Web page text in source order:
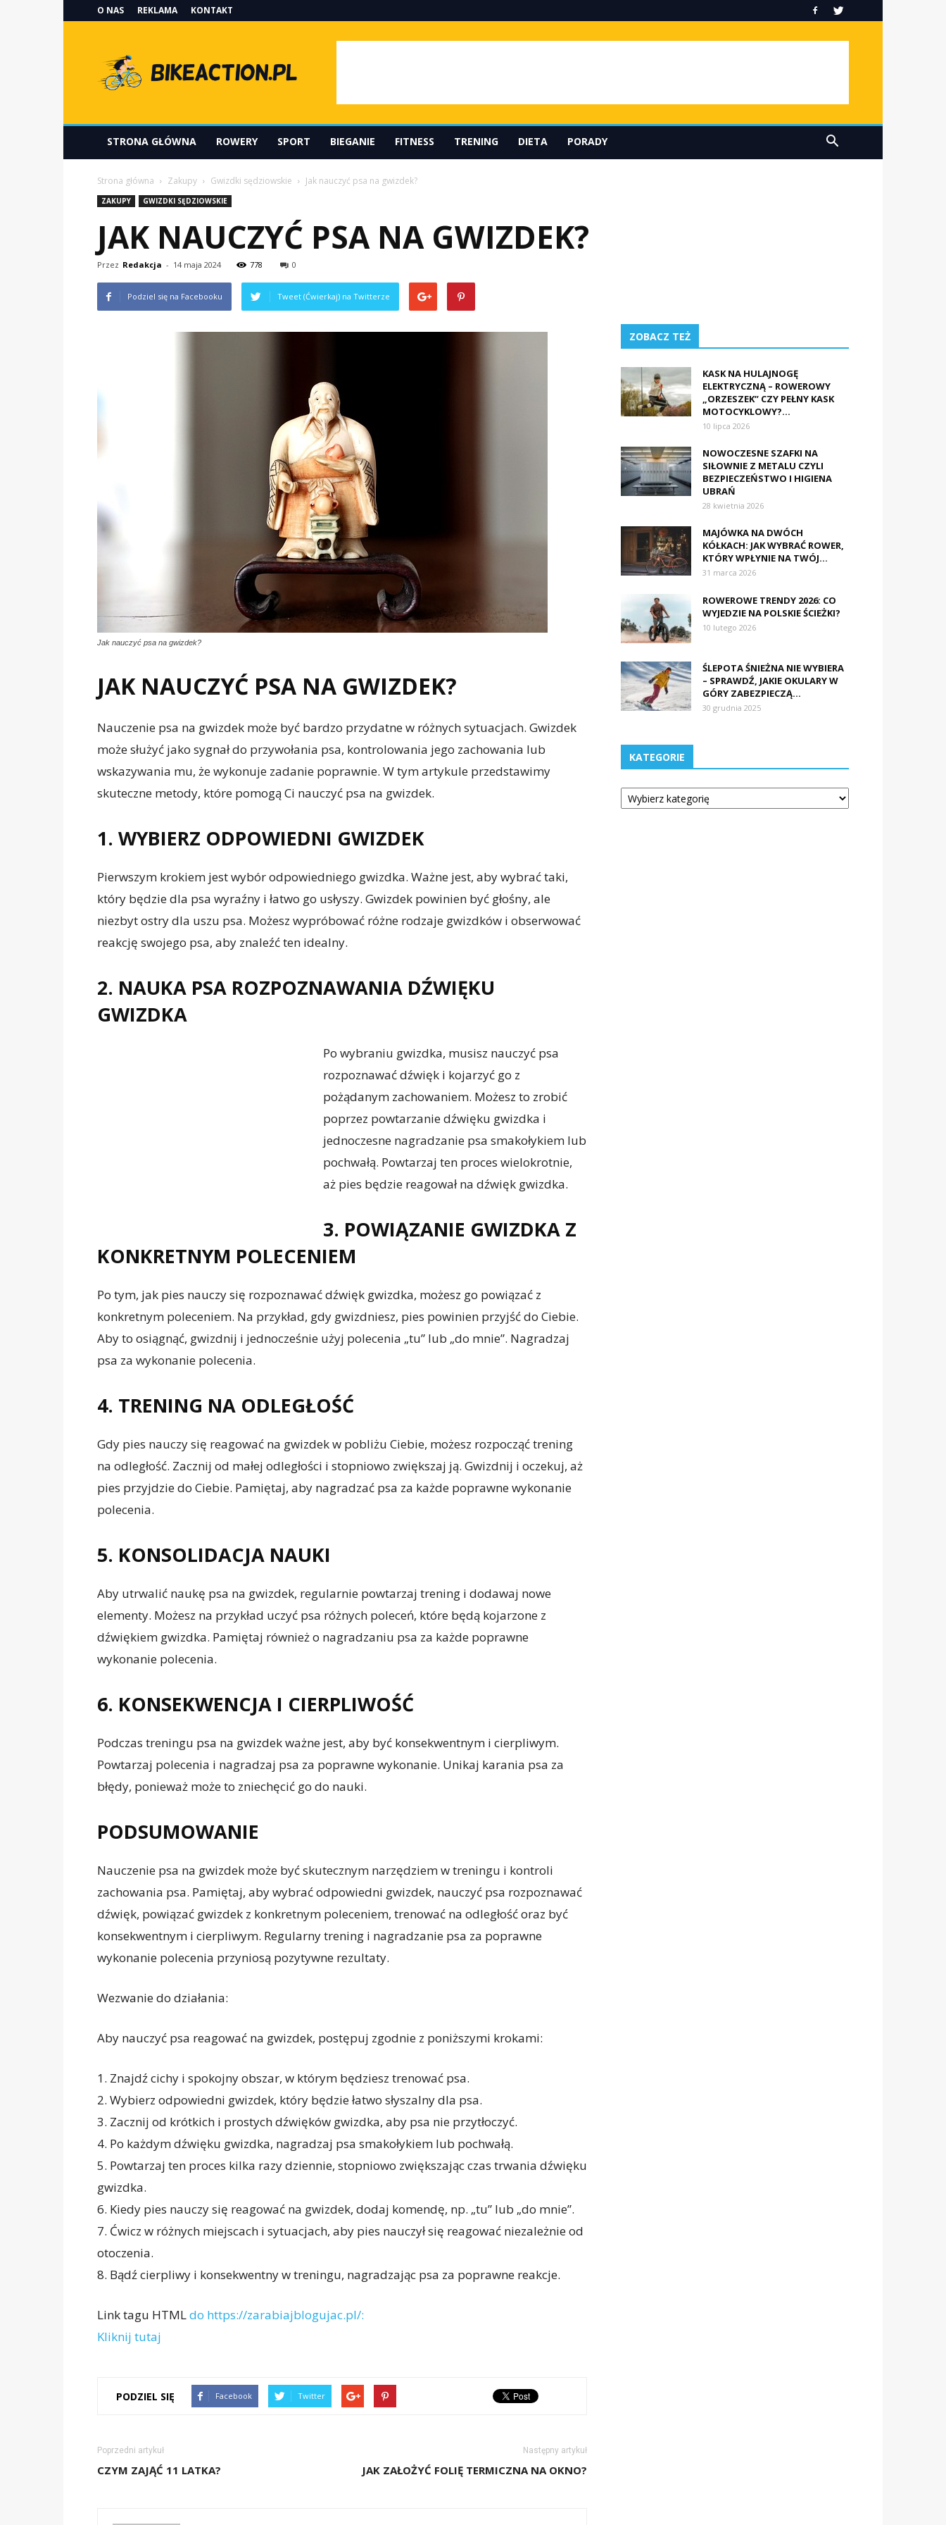
O NAS REKLAMA KONTAKT
STRONA GŁÓWNA ROWERY SPORT BIEGANIE FITNESS TRENING DIETA PORADY
Strona główna Zakupy Gwizdki sędziowskie Jak nauczyć psa na gwizdek?
ZAKUPY GWIZDKI SĘDZIOWSKIE
JAK NAUCZYĆ PSA NA GWIZDEK?
Przez Redakcja - 14 maja 2024 778 0
Podziel się na Facebooku Tweet (Ćwierkaj) na Twitterze
Jak nauczyć psa na gwizdek?
JAK NAUCZYĆ PSA NA GWIZDEK?
Nauczenie psa na gwizdek może być bardzo przydatne w różnych sytuacjach. Gwizdek
może służyć jako sygnał do przywołania psa, kontrolowania jego zachowania lub
wskazywania mu, że wykonuje zadanie poprawnie. W tym artykule przedstawimy
skuteczne metody, które pomogą Ci nauczyć psa na gwizdek.
1. WYBIERZ ODPOWIEDNI GWIZDEK
Pierwszym krokiem jest wybór odpowiedniego gwizdka. Ważne jest, aby wybrać taki,
który będzie dla psa wyraźny i łatwo go usłyszy. Gwizdek powinien być głośny, ale
niezbyt ostry dla uszu psa. Możesz wypróbować różne rodzaje gwizdków i obserwować
reakcję swojego psa, aby znaleźć ten idealny.
2. NAUKA PSA ROZPOZNAWANIA DŹWIĘKU
GWIZDKA
Po wybraniu gwizdka, musisz nauczyć psa
rozpoznawać dźwięk i kojarzyć go z
pożądanym zachowaniem. Możesz to zrobić
poprzez powtarzanie dźwięku gwizdka i
jednoczesne nagradzanie psa smakołykiem lub
pochwałą. Powtarzaj ten proces wielokrotnie,
aż pies będzie reagował na dźwięk gwizdka.
3. POWIĄZANIE GWIZDKA Z
KONKRETNYM POLECENIEM
Po tym, jak pies nauczy się rozpoznawać dźwięk gwizdka, możesz go powiązać z
konkretnym poleceniem. Na przykład, gdy gwizdniesz, pies powinien przyjść do Ciebie.
Aby to osiągnąć, gwizdnij i jednocześnie użyj polecenia „tu” lub „do mnie”. Nagradzaj
psa za wykonanie polecenia.
4. TRENING NA ODLEGŁOŚĆ
Gdy pies nauczy się reagować na gwizdek w pobliżu Ciebie, możesz rozpocząć trening
na odległość. Zacznij od małej odległości i stopniowo zwiększaj ją. Gwizdnij i oczekuj, aż
pies przyjdzie do Ciebie. Pamiętaj, aby nagradzać psa za każde poprawne wykonanie
polecenia.
5. KONSOLIDACJA NAUKI
Aby utrwalić naukę psa na gwizdek, regularnie powtarzaj trening i dodawaj nowe
elementy. Możesz na przykład uczyć psa różnych poleceń, które będą kojarzone z
dźwiękiem gwizdka. Pamiętaj również o nagradzaniu psa za każde poprawne
wykonanie polecenia.
6. KONSEKWENCJA I CIERPLIWOŚĆ
Podczas treningu psa na gwizdek ważne jest, aby być konsekwentnym i cierpliwym.
Powtarzaj polecenia i nagradzaj psa za poprawne wykonanie. Unikaj karania psa za
błędy, ponieważ może to zniechęcić go do nauki.
PODSUMOWANIE
Nauczenie psa na gwizdek może być skutecznym narzędziem w treningu i kontroli
zachowania psa. Pamiętaj, aby wybrać odpowiedni gwizdek, nauczyć psa rozpoznawać
dźwięk, powiązać gwizdek z konkretnym poleceniem, trenować na odległość oraz być
konsekwentnym i cierpliwym. Regularny trening i nagradzanie psa za poprawne
wykonanie polecenia przyniosą pozytywne rezultaty.
Wezwanie do działania:
Aby nauczyć psa reagować na gwizdek, postępuj zgodnie z poniższymi krokami:
1. Znajdź cichy i spokojny obszar, w którym będziesz trenować psa.
2. Wybierz odpowiedni gwizdek, który będzie łatwo słyszalny dla psa.
3. Zacznij od krótkich i prostych dźwięków gwizdka, aby psa nie przytłoczyć.
4. Po każdym dźwięku gwizdka, nagradzaj psa smakołykiem lub pochwałą.
5. Powtarzaj ten proces kilka razy dziennie, stopniowo zwiększając czas trwania dźwięku
gwizdka.
6. Kiedy pies nauczy się reagować na gwizdek, dodaj komendę, np. „tu” lub „do mnie”.
7. Ćwicz w różnych miejscach i sytuacjach, aby pies nauczył się reagować niezależnie od
otoczenia.
8. Bądź cierpliwy i konsekwentny w treningu, nagradzając psa za poprawne reakcje.
Link tagu HTMLdo https://zarabiajblogujac.pl/:
Kliknij tutaj
PODZIEL SIĘ Facebook Twitter
Poprzedni artykuł
CZYM ZAJĄĆ 11 LATKA?
Następny artykuł
JAK ZAŁOŻYĆ FOLIĘ TERMICZNA NA OKNO?
ZOBACZ TEŻ
KASK NA HULAJNOGĘ
ELEKTRYCZNĄ – ROWEROWY
„ORZESZEK” CZY PEŁNY KASK
MOTOCYKLOWY?...
10 lipca 2026
NOWOCZESNE SZAFKI NA
SIŁOWNIE Z METALU CZYLI
BEZPIECZEŃSTWO I HIGIENA
UBRAŃ
28 kwietnia 2026
MAJÓWKA NA DWÓCH
KÓŁKACH: JAK WYBRAĆ ROWER,
KTÓRY WPŁYNIE NA TWÓJ...
31 marca 2026
ROWEROWE TRENDY 2026: CO
WYJEDZIE NA POLSKIE ŚCIEŻKI?
10 lutego 2026
ŚLEPOTA ŚNIEŻNA NIE WYBIERA
– SPRAWDŹ, JAKIE OKULARY W
GÓRY ZABEZPIECZĄ...
30 grudnia 2025
KATEGORIE
Kategorie